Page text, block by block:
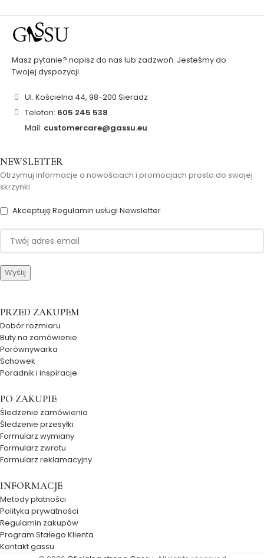
Masz pytanie? napisz do nas lub zadzwoń. Jesteśmy do
Twojej dyspozycji.
Ul. Kościelna 44, 98-200 Sieradz
Telefon: 605 245 538
Mail: customercare@gassu.eu
NEWSLETTER
Otrzymuj informacje o nowościach i promocjach prosto do swojej
skrzynki
Akceptuję Regulamin usługi Newsletter
PRZED ZAKUPEM
Dobór rozmiaru
Buty na zamówienie
Porównywarka
Schowek
Poradnik i inspiracje
PO ZAKUPIE
Śledzenie zamówienia
Śledzenie przesyłki
Formularz wymiany
Formularz zwrotu
Formularz reklamacyjny
INFORMACJE
Metody płatności
Polityka prywatności
Regulamin zakupów
Program Stałego Klienta
Kontakt gassu